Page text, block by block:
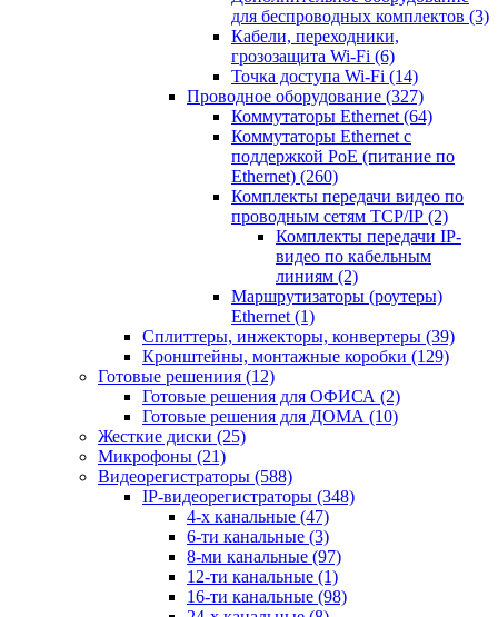
для беспроводных комплектов (3)
Кабели, переходники,
грозозащита Wi-Fi (6)
Точка доступа Wi-Fi (14)
Проводное оборудование (327)
Коммутаторы Ethernet (64)
Коммутаторы Ethernet с
поддержкой PoE (питание по
Ethernet) (260)
Комплекты передачи видео по
проводным сетям TCP/IP (2)
Комплекты передачи IP-
видео по кабельным
линиям (2)
Маршрутизаторы (роутеры)
Ethernet (1)
Сплиттеры, инжекторы, конвертеры (39)
Кронштейны, монтажные коробки (129)
Готовые решениия (12)
Готовые решения для ОФИСА (2)
Готовые решения для ДОМА (10)
Жесткие диски (25)
Микрофоны (21)
Видеорегистраторы (588)
IP-видеорегистраторы (348)
4-х канальные (47)
6-ти канальные (3)
8-ми канальные (97)
12-ти канальные (1)
16-ти канальные (98)